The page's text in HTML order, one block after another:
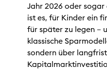
Jahr 2026 oder sogar
ist es, für Kinder ein
für später zu legen –
klassische
sondern über